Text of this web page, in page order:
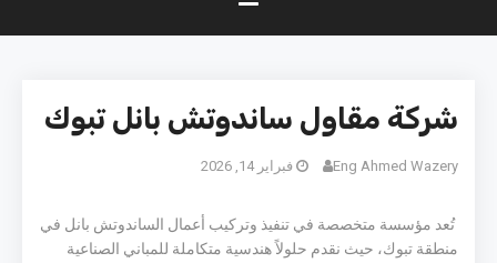
شركة مقاول ساندوتش بانل تبوك
Eng Ahmed Wazery فبراير 14, 2026
تُعد مؤسسة متخصصة في تنفيذ وتركيب أعمال الساندوتش بانل في
منطقة تبوك، حيث نقدم حلولاً هندسية متكاملة للمباني الصناعية